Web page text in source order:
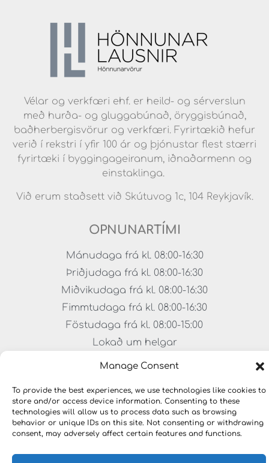
Manage Consent
To provide the best experiences, we use technologies like cookies to
store and/or access device information. Consenting to these
technologies will allow us to process data such as browsing
behavior or unique IDs on this site. Not consenting or withdrawing
consent, may adversely affect certain features and functions.
Vélar og verkfæri ehf. er heild- og sérverslun
með hurða- og gluggabúnað, öryggisbúnað,
baðherbergisvörur og verkfæri. Fyrirtækið hefur
verið í rekstri í yfir 100 ár og þjónustar flest stærri
fyrirtæki í byggingageiranum, iðnaðarmenn og
einstaklinga.
Við erum staðsett við Skútuvog 1c, 104 Reykjavík.
OPNUNARTÍMI
Mánudaga frá kl. 08:00-16:30
Þriðjudaga frá kl. 08:00-16:30
Miðvikudaga frá kl. 08:00-16:30
Fimmtudaga frá kl. 08:00-16:30
Föstudaga frá kl. 08:00-15:00
Lokað um helgar